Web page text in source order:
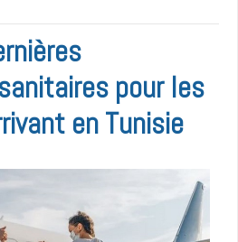
pour les
en Tunisie